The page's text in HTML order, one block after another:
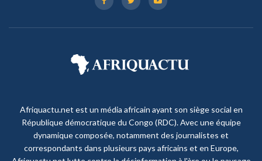
Afriquactu.net est un média africain ayant son siège social en
République démocratique du Congo (RDC). Avec une équipe
dynamique composée, notamment des journalistes et
correspondants dans plusieurs pays africains et en Europe,